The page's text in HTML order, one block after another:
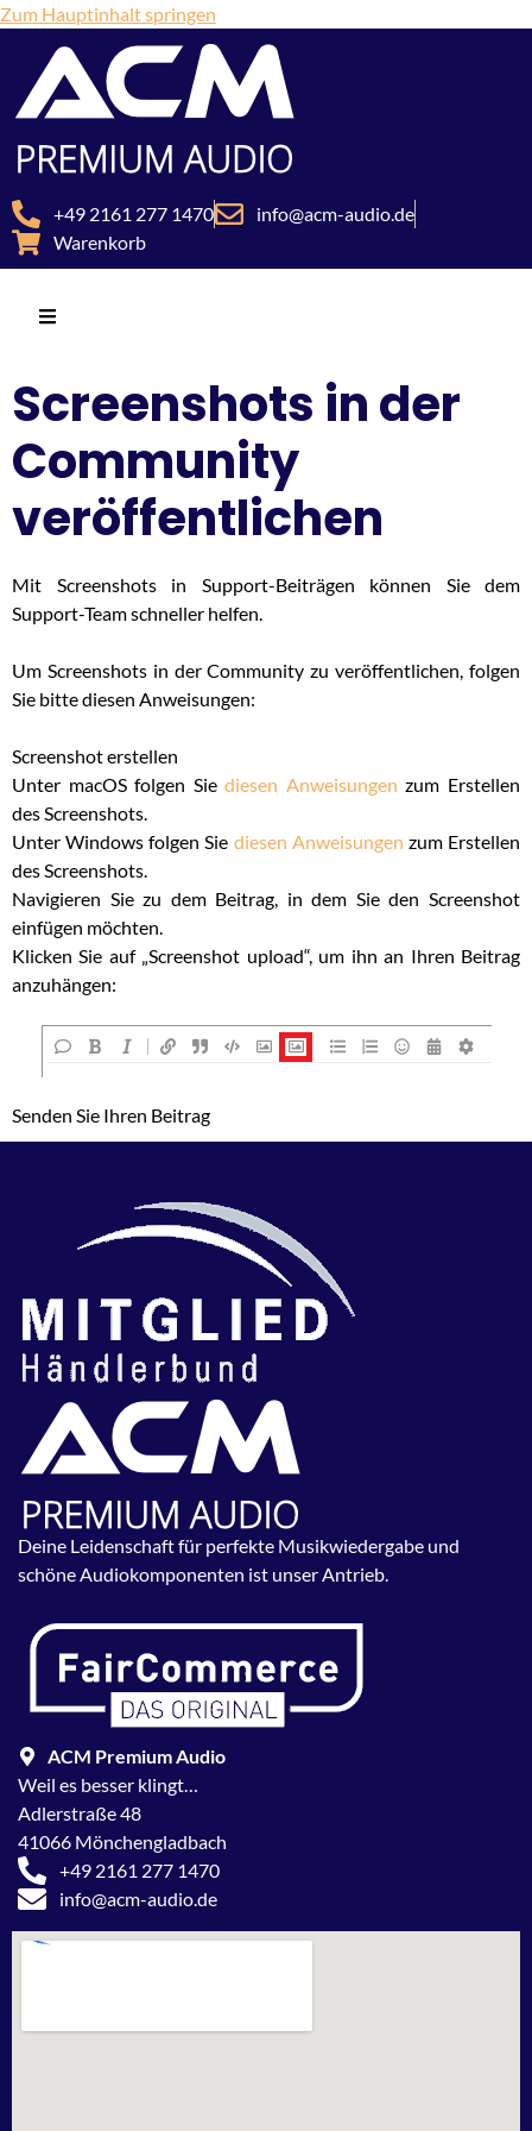
Zum Hauptinhalt springen
+49 2161 277 1470
info@acm-audio.de
Warenkorb
Screenshots in der
Community
veröffentlichen
Mit Screenshots in Support-Beiträgen können Sie dem
Support-Team schneller helfen.
Um Screenshots in der Community zu veröffentlichen, folgen
Sie bitte diesen Anweisungen:
Screenshot erstellen
Unter macOS folgen Siediesen Anweisungen zum Erstellen
des Screenshots.
Unter Windows folgen Sie diesen Anweisungen zum Erstellen
des Screenshots.
Navigieren Sie zu dem Beitrag, in dem Sie den Screenshot
einfügen möchten.
Klicken Sie auf „Screenshot upload“, um ihn an Ihren Beitrag
anzuhängen:
Senden Sie Ihren Beitrag
Deine Leidenschaft für perfekte Musikwiedergabe und
schöne Audiokomponenten ist unser Antrieb.
ACM Premium Audio
Weil es besser klingt…
Adlerstraße 48
41066 Mönchengladbach
+49 2161 277 1470
info@acm-audio.de